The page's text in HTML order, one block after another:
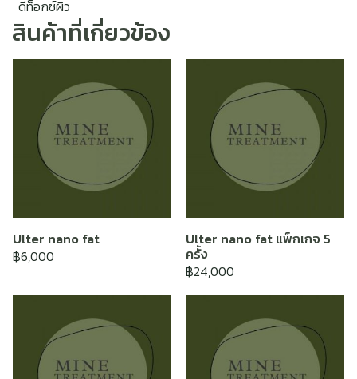
ดีท็อกซ์ผิว
สินค้าที่เกี่ยวข้อง
Ulter nano fat
฿6,000
Ulter nano fat แพ็กเกจ 5
ครั้ง
฿24,000